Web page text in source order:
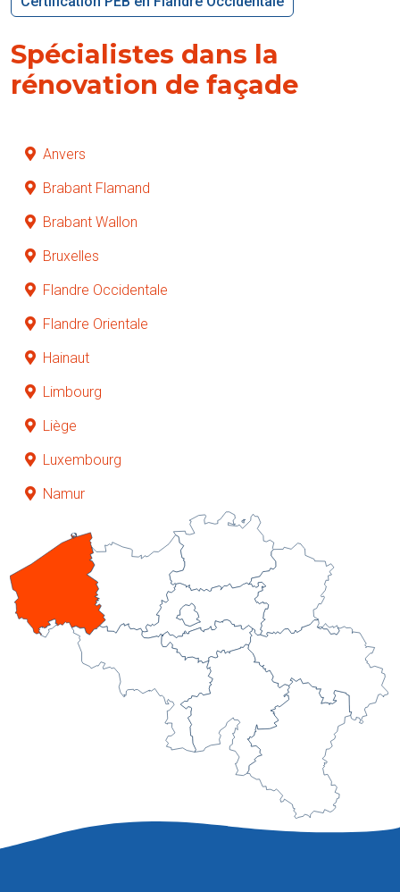
Spécialistes dans la
rénovation de façade
Anvers
Brabant Flamand
Brabant Wallon
Bruxelles
Flandre Occidentale
Flandre Orientale
Hainaut
Limbourg
Liège
Luxembourg
Namur